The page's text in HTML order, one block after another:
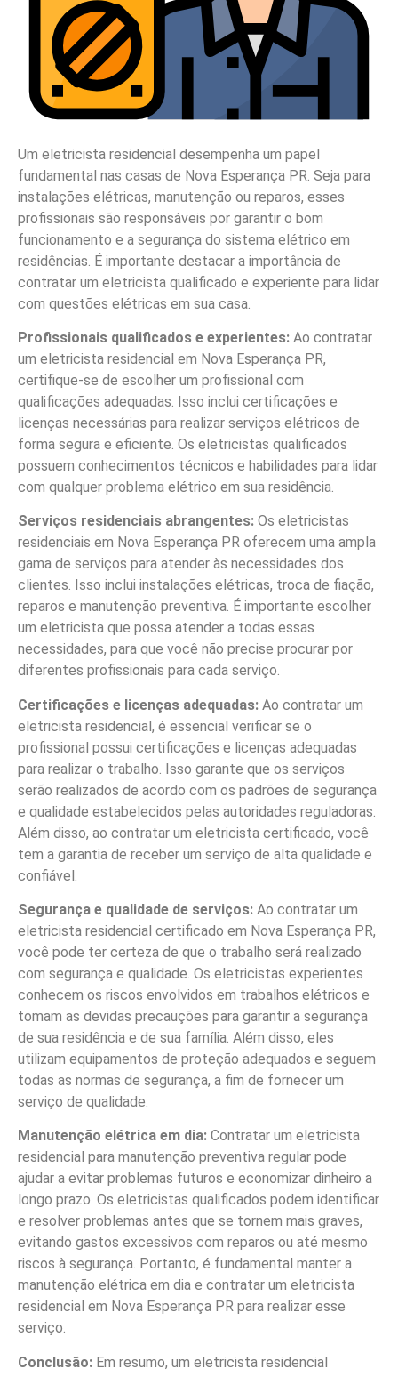
Um eletricista residencial desempenha um papel
fundamental nas casas de Nova Esperança PR. Seja para
instalações elétricas, manutenção ou reparos, esses
profissionais são responsáveis por garantir o bom
funcionamento e a segurança do sistema elétrico em
residências. É importante destacar a importância de
contratar um eletricista qualificado e experiente para lidar
com questões elétricas em sua casa.
Profissionais qualificados e experientes: Ao contratar
um eletricista residencial em Nova Esperança PR,
certifique-se de escolher um profissional com
qualificações adequadas. Isso inclui certificações e
licenças necessárias para realizar serviços elétricos de
forma segura e eficiente. Os eletricistas qualificados
possuem conhecimentos técnicos e habilidades para lidar
com qualquer problema elétrico em sua residência.
Serviços residenciais abrangentes: Os eletricistas
residenciais em Nova Esperança PR oferecem uma ampla
gama de serviços para atender às necessidades dos
clientes. Isso inclui instalações elétricas, troca de fiação,
reparos e manutenção preventiva. É importante escolher
um eletricista que possa atender a todas essas
necessidades, para que você não precise procurar por
diferentes profissionais para cada serviço.
Certificações e licenças adequadas: Ao contratar um
eletricista residencial, é essencial verificar se o
profissional possui certificações e licenças adequadas
para realizar o trabalho. Isso garante que os serviços
serão realizados de acordo com os padrões de segurança
e qualidade estabelecidos pelas autoridades reguladoras.
Além disso, ao contratar um eletricista certificado, você
tem a garantia de receber um serviço de alta qualidade e
confiável.
Segurança e qualidade de serviços: Ao contratar um
eletricista residencial certificado em Nova Esperança PR,
você pode ter certeza de que o trabalho será realizado
com segurança e qualidade. Os eletricistas experientes
conhecem os riscos envolvidos em trabalhos elétricos e
tomam as devidas precauções para garantir a segurança
de sua residência e de sua família. Além disso, eles
utilizam equipamentos de proteção adequados e seguem
todas as normas de segurança, a fim de fornecer um
serviço de qualidade.
Manutenção elétrica em dia: Contratar um eletricista
residencial para manutenção preventiva regular pode
ajudar a evitar problemas futuros e economizar dinheiro a
longo prazo. Os eletricistas qualificados podem identificar
e resolver problemas antes que se tornem mais graves,
evitando gastos excessivos com reparos ou até mesmo
riscos à segurança. Portanto, é fundamental manter a
manutenção elétrica em dia e contratar um eletricista
residencial em Nova Esperança PR para realizar esse
serviço.
Conclusão: Em resumo, um eletricista residencial